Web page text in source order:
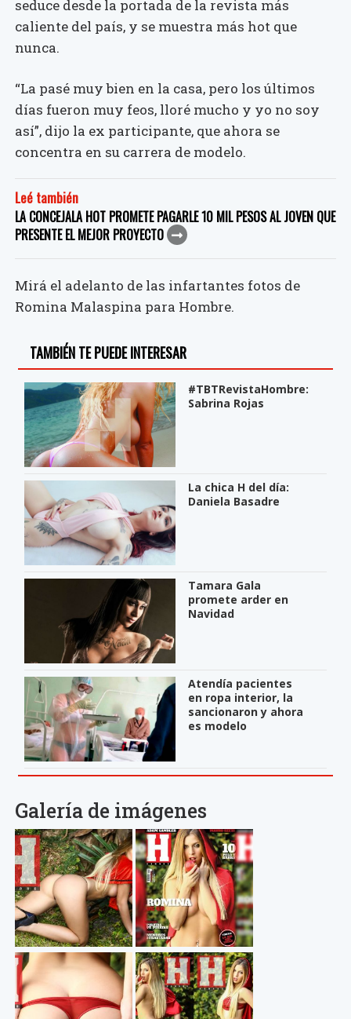
seduce desde la portada de la revista más
caliente del país, y se muestra más hot que
nunca.
“La pasé muy bien en la casa, pero los últimos
días fueron muy feos, lloré mucho y yo no soy
así”, dijo la ex participante, que ahora se
concentra en su carrera de modelo.
Leé también
LA CONCEJALA HOT PROMETE PAGARLE 10 MIL PESOS AL JOVEN QUE
PRESENTE EL MEJOR PROYECTO
Mirá el adelanto de las infartantes fotos de
Romina Malaspina para Hombre.
TAMBIÉN TE PUEDE INTERESAR
#TBTRevistaHombre:
Sabrina Rojas
La chica H del día:
Daniela Basadre
Tamara Gala
promete arder en
Navidad
Atendía pacientes
en ropa interior, la
sancionaron y ahora
es modelo
Galería de imágenes